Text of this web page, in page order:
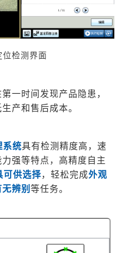
位检测界面
一时间发现产品隐患，
产和售后成本。
系统具有检测精度高，速
强等特点，高精度自主
可供选择，轻松完成外观
无辨别等任务。